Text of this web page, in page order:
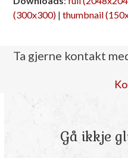
(300x300) |thumbnail
Ta gjerne kontakt
Gå ikkje